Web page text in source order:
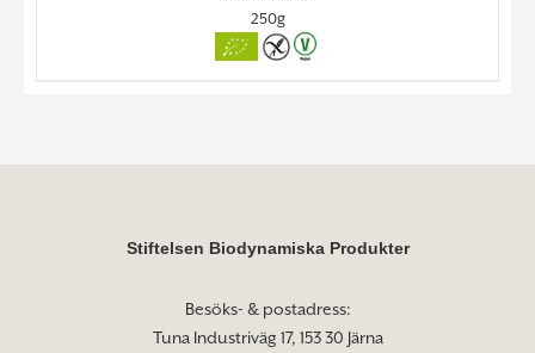
250g
Stiftelsen Biodynamiska Produkter
Besöks- & postadress:
Tuna Industriväg 17, 153 30 Järna